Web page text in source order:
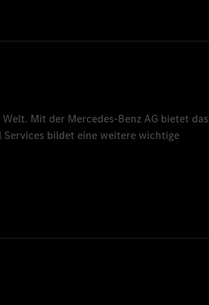
Mit der Mercedes-Benz AG bietet das
Services bildet eine weitere wichtige